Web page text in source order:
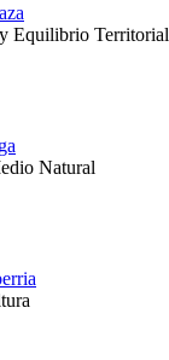
Equilibrio Territorial
Natural